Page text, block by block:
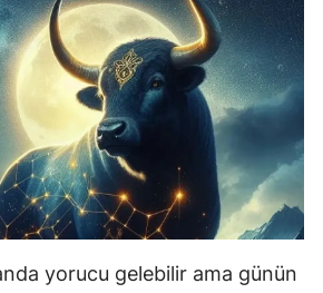
yorucu gelebilir ama günün